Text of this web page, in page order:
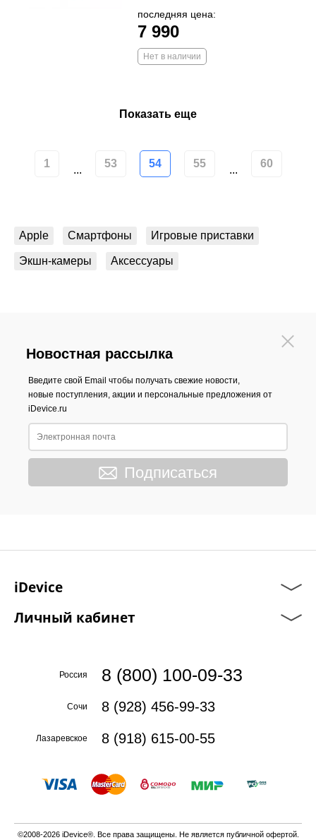
последняя цена:
7 990
Нет в наличии
Показать еще
1
...
53 54 55
...
60
Apple Смартфоны Игровые приставки
Экшн-камеры Аксессуары
Новостная рассылка
Введите свой Email чтобы получать свежие новости,
новые поступления, акции и персональные предложения от
iDevice.ru
Подписаться
iDevice
Личный кабинет
Россия 8 (800) 100-09-33
Сочи 8 (928) 456-99-33
Лазаревское 8 (918) 615-00-55
©2008-2026 iDevice®. Все права защищены. Не является публичной офертой.